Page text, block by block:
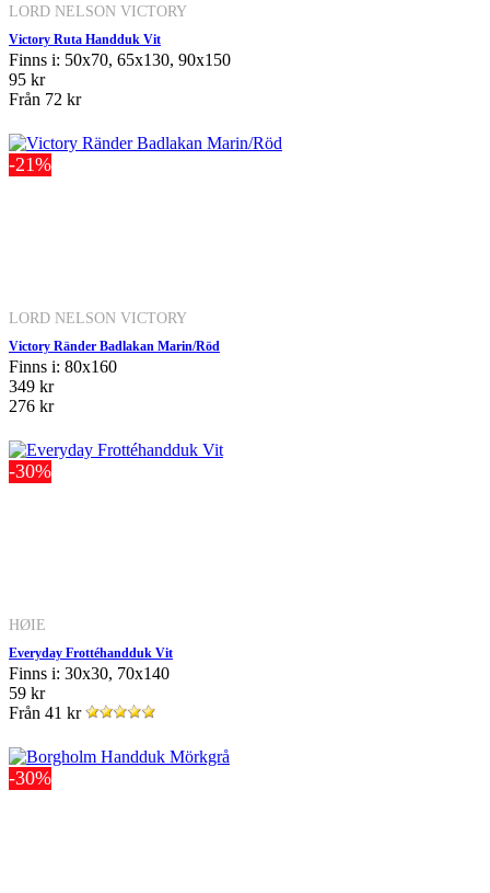
LORD NELSON VICTORY
Victory Ruta Handduk Vit
Finns i: 50x70, 65x130, 90x150
95 kr
Från 72 kr
-21%
LORD NELSON VICTORY
Victory Ränder Badlakan Marin/Röd
Finns i: 80x160
349 kr
276 kr
-30%
HØIE
Everyday Frottéhandduk Vit
Finns i: 30x30, 70x140
59 kr
Från 41 kr
-30%